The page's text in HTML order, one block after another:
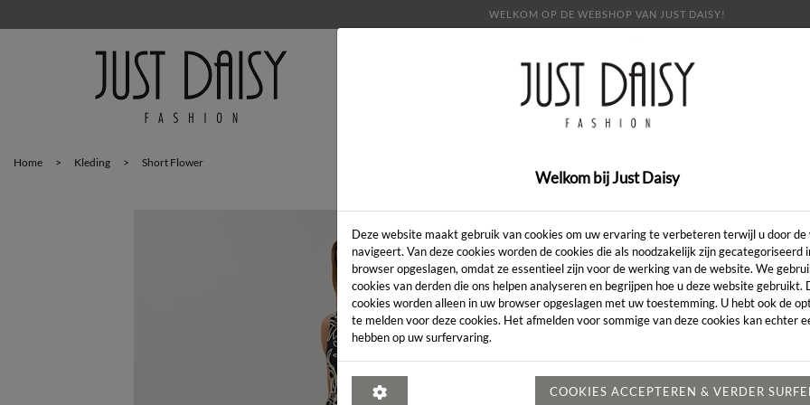
WELKOM OP DE WEBSHOP VAN JUST DAISY!
SALE OVER ONS LOOKBOOK
CONTACT
Home > Kleding > Short Flower
Short
Artikelcode:
€ 89,95 €
KLEUR:*BLACK
MAAT:* 38
Welkom bij Just Daisy
Deze website maakt gebruik van cookies om uw ervaring te verbeteren terwijl u door de
navigeert. Van deze cookies worden de cookies die als noodzakelijk zijn gecategoriseerd
browser opgeslagen, omdat ze essentieel zijn voor de werking van de website. We
cookies van derden die ons helpen analyseren en begrijpen hoe u deze website gebruikt.
cookies worden alleen in uw browser opgeslagen met uw toestemming. U hebt ook de
te melden voor deze cookies. Het afmelden voor sommige van deze cookies kan echter
hebben op uw surfervaring.
COOKIES ACCEPTEREN & VERDER